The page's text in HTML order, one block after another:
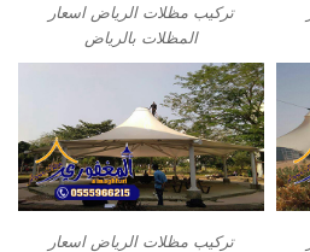
تركيب مظلات الرياض اسعار
المظلات بالرياض
تركيب مظلات الرياض اسعار